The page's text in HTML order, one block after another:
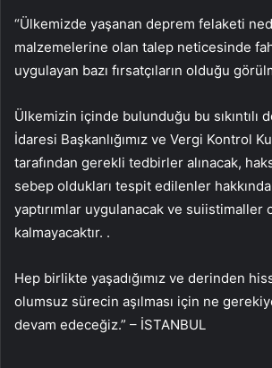
“Ülkemizde yaşanan deprem felaketi
malzemelerine olan talep neticesinde
uygulayan bazı fırsatçıların olduğu
Ülkemizin içinde bulunduğu bu sıkıntılı
İdaresi Başkanlığımız ve Vergi Kontrol
tarafından gerekli tedbirler alınacak,
sebep oldukları tespit edilenler
yaptırımlar uygulanacak ve suiistimaller
kalmayacaktır. .
Hep birlikte yaşadığımız ve derinden
olumsuz sürecin aşılması için ne
devam edeceğiz.” – İSTANBUL